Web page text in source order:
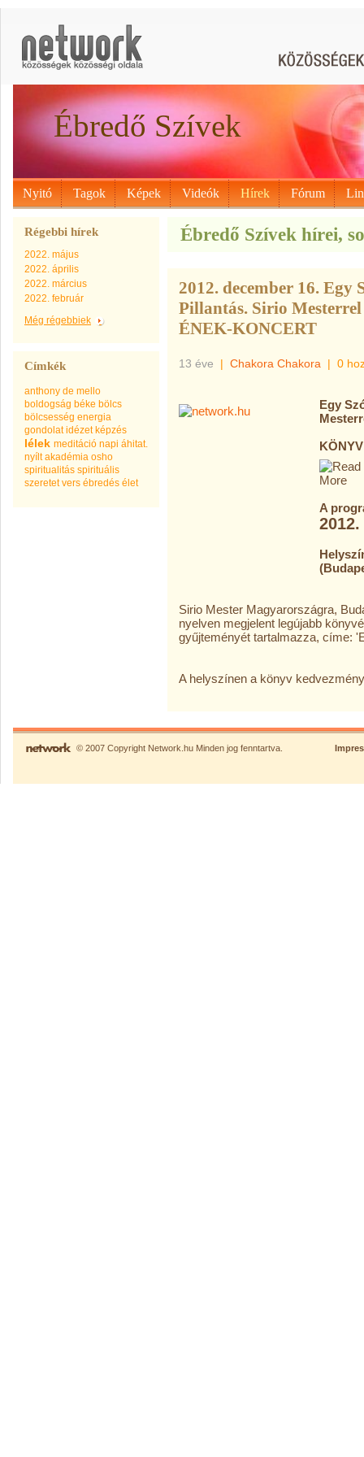
Ébredő Szívek
Nyitó Tagok Képek Videók Hírek Fórum
Régebbi hírek
2022. május
2022. április
2022. március
2022. február
Még régebbiek
Címkék
anthony de mello
boldogság béke bölcs
bölcsesség energia
gondolat idézet képzés
lélek meditáció napi áhitat.
nyílt akadémia osho
spiritualitás spirituális
szeretet vers ébredés élet
Ébredő Szívek hírei,
2012. december 16. Egy
Pillantás. Sirio
ÉNEK-KONCERT
13 éve | Chakora Chakora | 0
Egy
A
Sirio Mester Magyarországra,
nyelven megjelent legújabb
gyűjteményét tartalmazza, címe:
A helyszínen a könyv
© 2007 Copyright Network.hu Minden jog fenntartva.